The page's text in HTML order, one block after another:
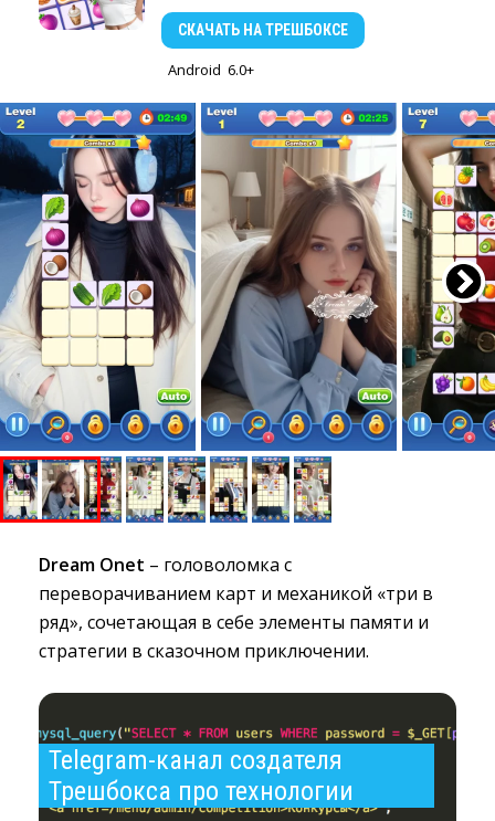
СКАЧАТЬ НА ТРЕШБОКСЕ
Android 6.0+
Dream Onet – головоломка с
переворачиванием карт и механикой «три в
ряд», сочетающая в себе элементы памяти и
стратегии в сказочном приключении.
Telegram-канал создателя
Трешбокса про технологии